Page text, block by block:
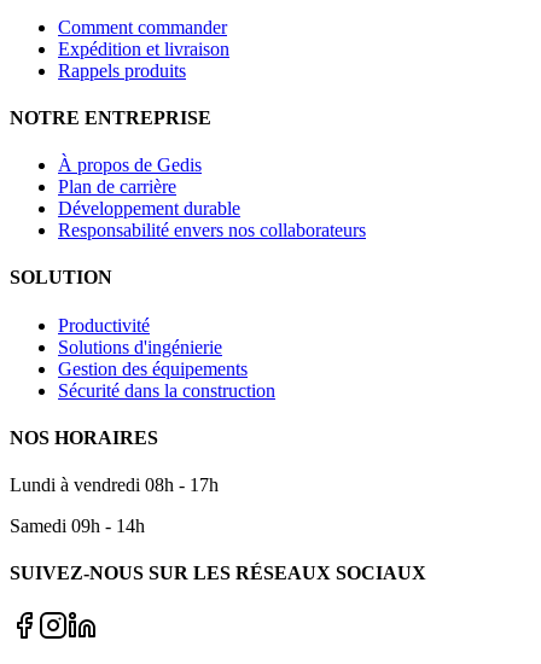
Comment commander
Expédition et livraison
Rappels produits
NOTRE ENTREPRISE
À propos de Gedis
Plan de carrière
Développement durable
Responsabilité envers nos collaborateurs
SOLUTION
Productivité
Solutions d'ingénierie
Gestion des équipements
Sécurité dans la construction
NOS HORAIRES
Lundi à vendredi 08h - 17h
Samedi 09h - 14h
SUIVEZ-NOUS SUR LES RÉSEAUX SOCIAUX